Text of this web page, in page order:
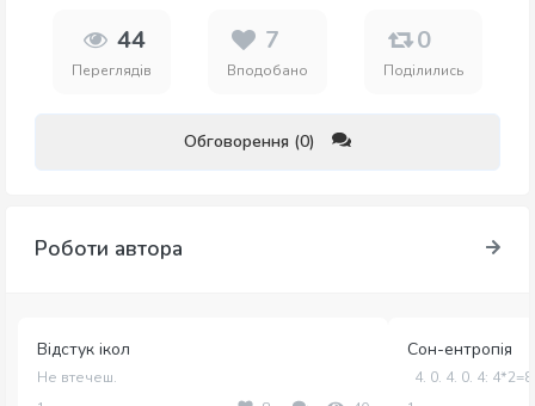
44
Переглядів
7
Вподобано
0
Поділились
Обговорення (0)
Роботи автора
Відстук ікол
Не втечеш.
Сон-ентропія
4. 0. 4. 0. 4:​